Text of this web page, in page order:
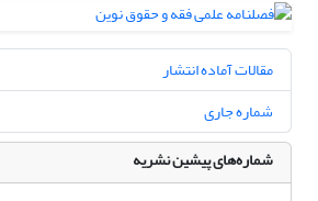
مقالات آماده انتشار
شماره جاری
شماره‌های پیشین نشریه